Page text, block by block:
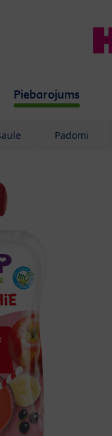
Piebarojums
Padomi